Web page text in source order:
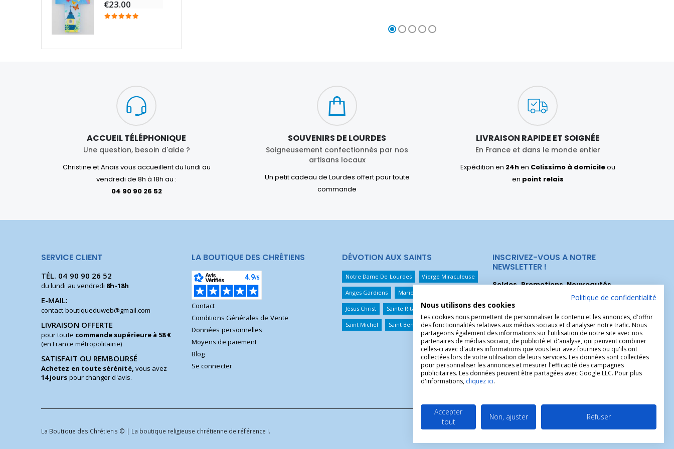
€23.00
ACCUEIL TÉLÉPHONIQUE
Une question, besoin d'aide ?
Christine et Anaïs vous accueillent du lundi au
vendredi de 8h à 18h au :
04 90 90 26 52
SOUVENIRS DE LOURDES
Soigneusement confectionnés par nos
artisans locaux
Un petit cadeau de Lourdes offert pour toute
commande
LIVRAISON RAPIDE ET SOIGNÉE
En France et dans le monde entier
Expédition en 24hen Colissimo à domicileou
en point relais
SERVICE CLIENT
TÉL. 04 90 90 26 52
du lundi au vendredi 8h-18h
E-MAIL:
contact.boutiqueduweb@gmail.com
LIVRAISON OFFERTE
pour toute commande supérieure à 58 €
(en France métropolitaine)
SATISFAIT OU REMBOURSÉ
Achetez en toute sérénité, vous avez
14 jours pour changer d'avis.
LA BOUTIQUE DES CHRÉTIENS
Contact
Conditions Générales de Vente
Données personnelles
Moyens de paiement
Blog
Se connecter
DÉVOTION AUX SAINTS
Notre Dame De Lourdes Vierge Miraculeuse
Anges Gardiens Marie Qui Défait Les Noeuds
Jésus Christ Sainte Rita Sainte Thérèse
Saint Michel Saint Benoît Saint Christophe
INSCRIVEZ-VOUS A NOTRE
NEWSLETTER !
Soldes, Promotions, Nouveautés...
Inscrivez-vous maintenant pour recevoir
nos meilleures offres.
La Boutique des Chrétiens © | La boutique religieuse chrétienne de référence !.
Politique de confidentialité
Nous utilisons des cookies
Les cookies nous permettent de personnaliser le contenu et les annonces, d'offrir
des fonctionnalités relatives aux médias sociaux et d'analyser notre trafic. Nous
partageons également des informations sur l'utilisation de notre site avec nos
partenaires de médias sociaux, de publicité et d'analyse, qui peuvent combiner
celles-ci avec d'autres informations que vous leur avez fournies ou qu'ils ont
collectées lors de votre utilisation de leurs services. Les données sont collectées
pour personnaliser les annonces et mesurer l'efficacité des campagnes
publicitaires. Les données peuvent être partagées avec Google LLC. Pour plus
d'informations, cliquez ici.
Accepter
tout
Non, ajuster Refuser